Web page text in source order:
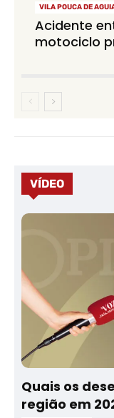
VILA POUCA DE
Acidente
motociclo
VÍDEO
Quais os
região em